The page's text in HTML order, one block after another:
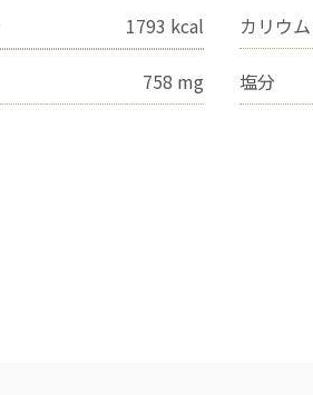
1793 kcal カリウム
758 mg 塩分